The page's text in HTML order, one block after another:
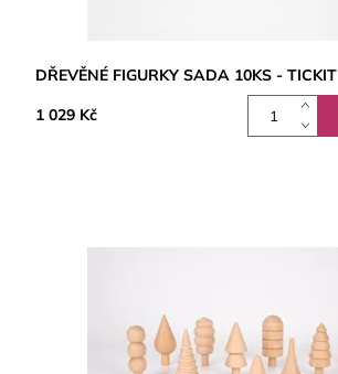
DŘEVĚNÉ FIGURKY SADA 10KS - TICKIT
1 029 Kč